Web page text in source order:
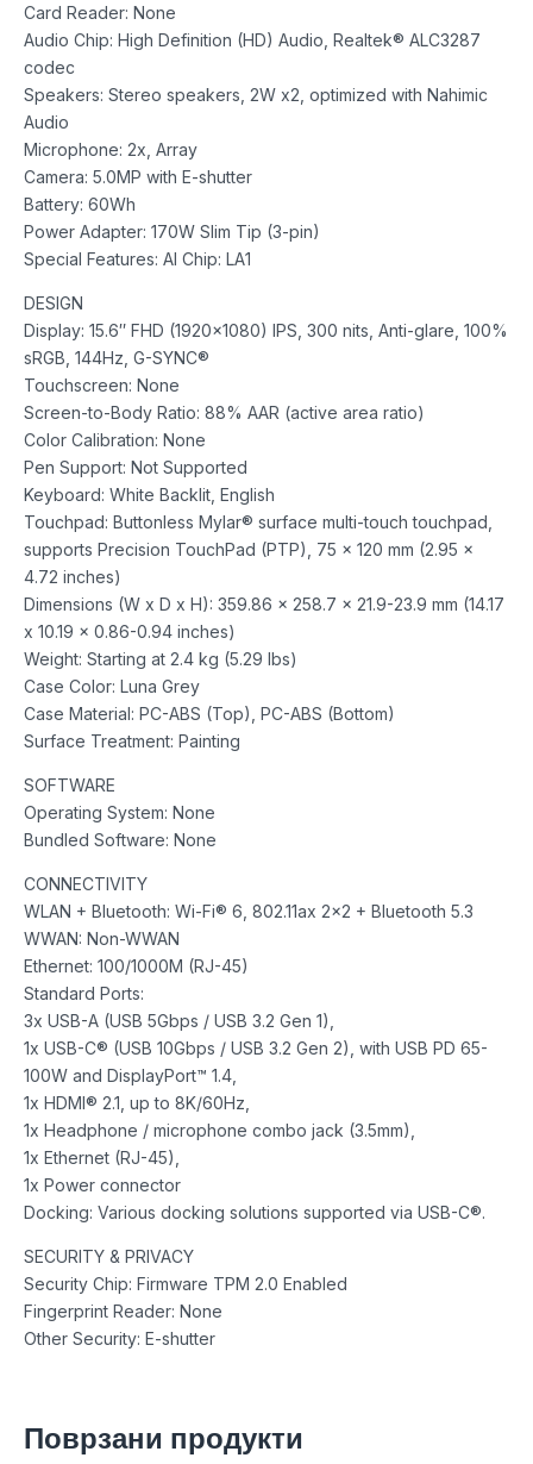
Card Reader: None
Audio Chip: High Definition (HD) Audio, Realtek® ALC3287
codec
Speakers: Stereo speakers, 2W x2, optimized with Nahimic
Audio
Microphone: 2x, Array
Camera: 5.0MP with E-shutter
Battery: 60Wh
Power Adapter: 170W Slim Tip (3-pin)
Special Features: AI Chip: LA1
DESIGN
Display: 15.6″ FHD (1920×1080) IPS, 300 nits, Anti-glare, 100%
sRGB, 144Hz, G-SYNC®
Touchscreen: None
Screen-to-Body Ratio: 88% AAR (active area ratio)
Color Calibration: None
Pen Support: Not Supported
Keyboard: White Backlit, English
Touchpad: Buttonless Mylar® surface multi-touch touchpad,
supports Precision TouchPad (PTP), 75 x 120 mm (2.95 x
4.72 inches)
Dimensions (W x D x H): 359.86 x 258.7 x 21.9-23.9 mm (14.17
x 10.19 x 0.86-0.94 inches)
Weight: Starting at 2.4 kg (5.29 lbs)
Case Color: Luna Grey
Case Material: PC-ABS (Top), PC-ABS (Bottom)
Surface Treatment: Painting
SOFTWARE
Operating System: None
Bundled Software: None
CONNECTIVITY
WLAN + Bluetooth: Wi-Fi® 6, 802.11ax 2×2 + Bluetooth 5.3
WWAN: Non-WWAN
Ethernet: 100/1000M (RJ-45)
Standard Ports:
3x USB-A (USB 5Gbps / USB 3.2 Gen 1),
1x USB-C® (USB 10Gbps / USB 3.2 Gen 2), with USB PD 65-
100W and DisplayPort™ 1.4,
1x HDMI® 2.1, up to 8K/60Hz,
1x Headphone / microphone combo jack (3.5mm),
1x Ethernet (RJ-45),
1x Power connector
Docking: Various docking solutions supported via USB-C®.
SECURITY & PRIVACY
Security Chip: Firmware TPM 2.0 Enabled
Fingerprint Reader: None
Other Security: E-shutter
Поврзани продукти